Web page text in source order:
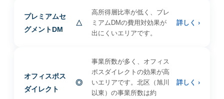
プレミアムセ
グメントDM
△
高所得層比率が低く、プレ
ミアムDMの費用対効果が
出にくいエリアです。
詳しく ›
オフィスポス
ダイレクト
◎
事業所数が多く、オフィス
ポスダイレクトの効果が高
いエリアです。北区（旭川
以東）の事業所数は約
詳しく ›